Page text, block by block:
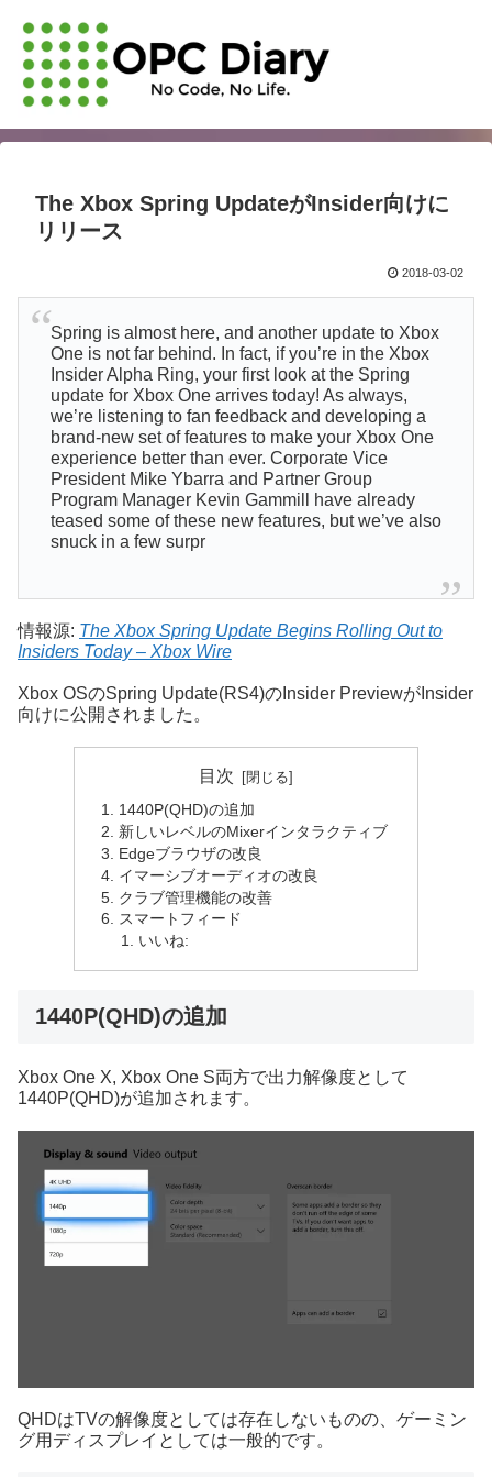
The Xbox Spring UpdateがInsider向けに
リリース
2018-03-02
Spring is almost here, and another update to Xbox
One is not far behind. In fact, if you’re in the Xbox
Insider Alpha Ring, your first look at the Spring
update for Xbox One arrives today! As always,
we’re listening to fan feedback and developing a
brand-new set of features to make your Xbox One
experience better than ever. Corporate Vice
President Mike Ybarra and Partner Group
Program Manager Kevin Gammill have already
teased some of these new features, but we’ve also
snuck in a few surpr
情報源: The Xbox Spring Update Begins Rolling Out to
Insiders Today – Xbox Wire
Xbox OSのSpring Update(RS4)のInsider PreviewがInsider
向けに公開されました。
目次
1440P(QHD)の追加
新しいレベルのMixerインタラクティブ
Edgeブラウザの改良
イマーシブオーディオの改良
クラブ管理機能の改善
スマートフィード
いいね:
1440P(QHD)の追加
Xbox One X, Xbox One S両方で出力解像度として
1440P(QHD)が追加されます。
QHDはTVの解像度としては存在しないものの、ゲーミン
グ用ディスプレイとしては一般的です。